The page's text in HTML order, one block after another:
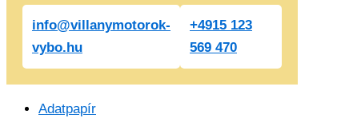
info@villanymotorok-
vybo.hu
+4915 123
569 470
Adatpapír